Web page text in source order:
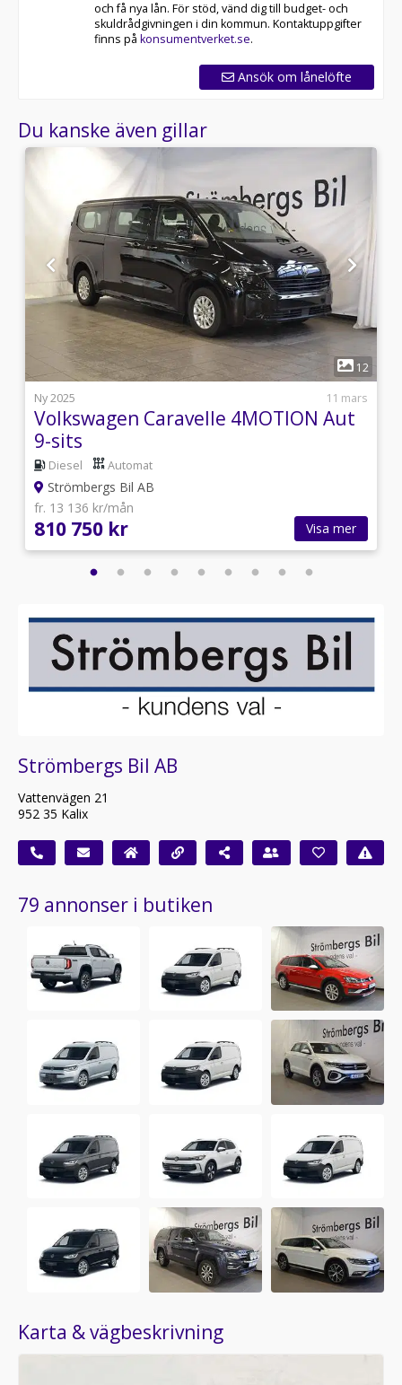
och få nya lån. För stöd, vänd dig till budget- och
skuldrådgivningen i din kommun. Kontaktuppgifter
finns på konsumentverket.se.
Ansök om lånelöfte
Du kanske även gillar
12
Ny 2025
11 mars
Volkswagen Caravelle 4MOTION Aut
9-sits
Diesel Automat
Strömbergs Bil AB
fr. 13 136 kr/mån
810 750 kr Visa mer
Strömbergs Bil AB
Vattenvägen 21
952 35 Kalix
79 annonser i butiken
Karta & vägbeskrivning